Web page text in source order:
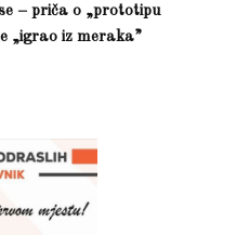
– priča o „prototipu
„igrao iz meraka”